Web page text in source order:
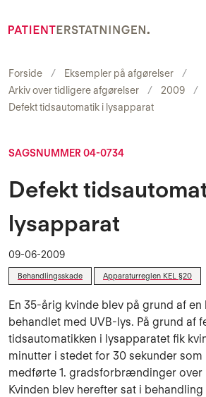
Forside
Eksempler på afgørelser
Arkiv over tidligere afgørelser
2009
Defekt tidsautomatik i lysapparat
SAGSNUMMER 04-0734
Defekt
lysapparat
09-06-2009
Behandlingsskade Apparaturreglen KEL §20
En 35-årig kvinde blev på grund af en
behandlet med UVB-lys. På grund af
tidsautomatikken i lysapparatet fik
minutter i stedet for 30 sekunder
medførte 1. gradsforbrændinger over
Kvinden blev herefter sat i